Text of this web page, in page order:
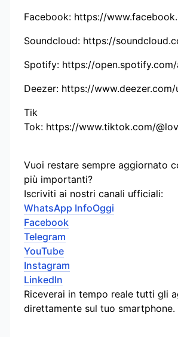
Facebook: https://
Soundcloud: https://
Spotify: https://
Deezer: https://www.deezer.com/
Tik
Tok: https://www.tiktok.com/
Vuoi restare sempre aggiornato
più importanti?
Iscriviti ai nostri canali ufficiali:
WhatsApp InfoOggi
Facebook
Telegram
YouTube
Instagram
LinkedIn
Riceverai in tempo reale tutti gli
direttamente sul tuo smartphone.